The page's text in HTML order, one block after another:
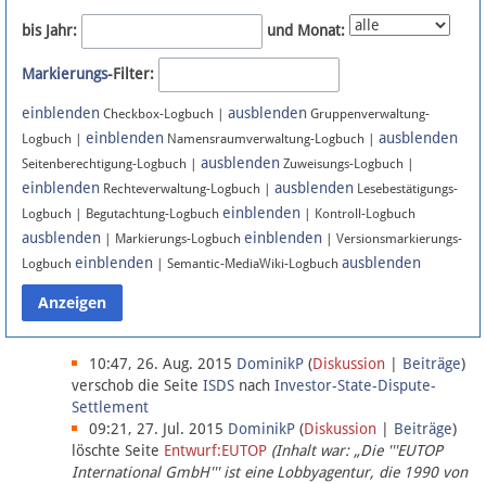
Newsletter
Bluesky
Facebook
Instagram
Anmelden
Datenschutz
Über Lobbypedia
Impressum
bis Jahr: und Monat:
Markierungs-Filter:
einblenden Checkbox-Logbuch | ausblenden Gruppenverwaltung-
Logbuch | einblenden Namensraumverwaltung-Logbuch | ausblenden
Seitenberechtigung-Logbuch | ausblenden Zuweisungs-Logbuch |
einblenden Rechteverwaltung-Logbuch | ausblenden Lesebestätigungs-
Logbuch | Begutachtung-Logbuch einblenden | Kontroll-Logbuch
ausblenden | Markierungs-Logbuch einblenden | Versionsmarkierungs-
Logbuch einblenden | Semantic-MediaWiki-Logbuch ausblenden
10:47, 26. Aug. 2015 DominikP (Diskussion Beiträge)
verschob die Seite ISDS nach Investor-State-Dispute-
Settlement
09:21, 27. Jul. 2015 DominikP (Diskussion Beiträge)
löschte Seite Entwurf:EUTOP (Inhalt war: „Die '''EUTOP
International GmbH''' ist eine Lobbyagentur, die 1990 von